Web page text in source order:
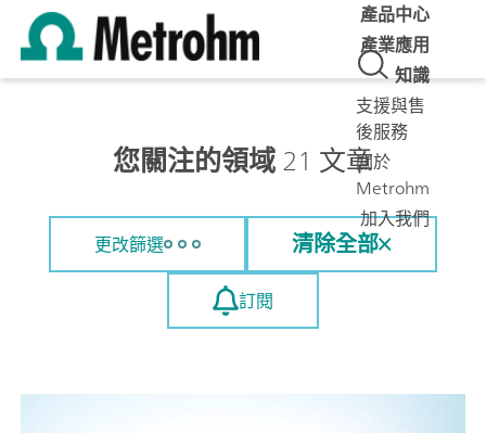
產品中心
產業應用
知識
支援與售
後服務
關於
Metrohm
加入我們
您關注的領域21 文章
更改篩選 清除全部
訂閱